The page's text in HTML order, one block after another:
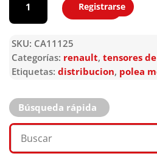
Agregar
Registrarse
SKU: CA11125
Categorías: renault, tensores
Etiquetas: distribucion, polea
Búsqueda rápida